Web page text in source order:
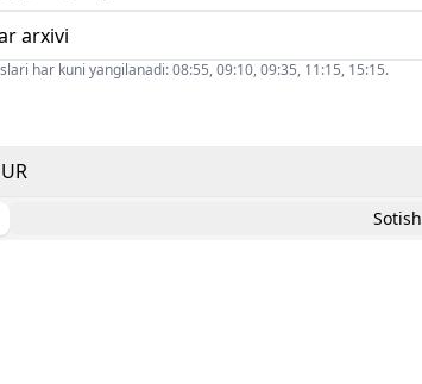
arxivi
har kuni yangilanadi: 08:55, 09:10, 09:35, 11:15, 15:15.
Sotish